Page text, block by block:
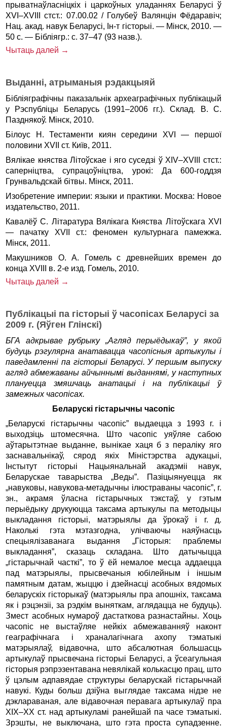
прыватнаўласніцкіх і царкоўных уладаннях Беларусі ў
XVI–XVIII стст.: 07.00.02 / Голубеў Валянцін Фёдаравіч;
Нац. акад. навук Беларусі, Ін-т гісторыі. — Мінск, 2010. —
50 с. — Бібліягр.: с. 37–47 (93 назв.).
Чытаць далей →
Выданнi, атрыманыя рэдакцыяй
Бібліяграфічны паказальнік археаграфічных публікацый
у Рэспубліцы Беларусь (1991–2006 гг.). Склад. В. С.
Пазднякоў. Мінск, 2010.
Білоус Н. Тестаменти киян середини XVI — першої
половини XVII ст. Київ, 2011.
Вялікае княства Літоўскае і яго суседзі ў XІV–XVIII стст.:
саперніцтва, супрацоўніцтва, урокі: Да 600-годдзя
Грунвальдскай бітвы. Мінск, 2011.
Изобретение империи: языки и практики. Москва: Новое
издательство, 2011.
Кавалёў С. Літаратура Вялікага Княства Літоўскага XVІ
— пачатку XVII ст.: феномен культурнага памежжа.
Мінск, 2011.
Макушников О. А. Гомель с древнейших времен до
конца XVIII в. 2-е изд. Гомель, 2010.
Чытаць далей →
Публікацыі па гісторыі ў часопісах Беларусі за
2009 г. (Яўген Глінскі)
БГА адкрывае рубрыку„Агляд перыёдыкаў”, у
якой
будуць рэгулярна анатавацца часопісныя артыкулы і
паведамленні па гісторыі Беларусі.У першым выпуску
агляд абмежаваны айчыннымі выданнямі, у наступных
плануецца змяшчаць анатацыі і на публікацыі ў
замежных часопісах.
Беларускі гістарычны часопіс
„Беларускі гістарычны часопіс” выдаецца з 1993 г. і
выходзіць штомесячна. Што часопіс уяўляе сабою
аўтарытэтнае выданне, вынікае хаця б з пераліку яго
заснавальнікаў, сярод якіх Міністэрства адукацыі,
Інстытут гісторыі Нацыянальнай акадэміі навук,
Беларускае таварыства „Веды”. Пазіцыянуецца як
„навуковы, навукова-метадычны ілюстраваны часопіс”, г.
зн., акрамя ўласна гістарычных тэкстаў, у гэтым
перыёдыку друкуюцца таксама артыкулы па методыцы
выкладання гісторыі, матэрыялы да ўрокаў і г. д.
Наколькі гэта мэтазгодна, улічваючы наяўнасць
спецыялізаванага выдання „Гісторыя: праблемы
выкладання”, сказаць складана. Што датычыцца
„гістарычнай часткі”, то ў ёй немалое месца аддаецца
пад матэрыялы, прысвечаныя юбілейным і іншым
памятным датам, жыццю і дзейнасці асобных вядомых
беларускіх гісторыкаў (матэрыялы пра апошніх, таксама
як і рэцэнзіі, за рэдкім выняткам, аглядацца не будуць).
Змест асобных нумароў дастаткова разнастайны. Хоць
часопіс не выстаўляе нейкіх абмежаванняў наконт
геаграфічнага і храналагічнага ахопу тэматыкі
матэрыялаў, відавочна, што абсалютная большасць
артыкулаў прысвечана гісторыі Беларусі, а ўсеагульная
гісторыя рэпрэзентавана невялікай колькасцю прац, што
ў цэлым адпавядае структуры беларускай гістарычнай
навукі. Куды больш дзіўна выглядае таксама нідзе не
дэклараваная, але відавочная перавага артыкулаў пра
XIX–XX ст. над артыкуламі ранейшай па часе тэматыкі.
Зрэшты, не выключана, што гэта проста супадзенне.